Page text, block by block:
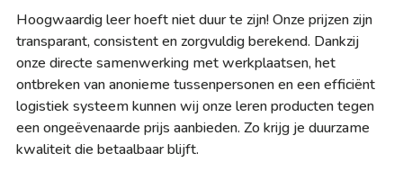
Hoogwaardig leer hoeft niet duur te zijn! Onze prijzen zijn
transparant, consistent en zorgvuldig berekend. Dankzij
onze directe samenwerking met werkplaatsen, het
ontbreken van anonieme tussenpersonen en een efficiënt
logistiek systeem kunnen wij onze leren producten tegen
een ongeëvenaarde prijs aanbieden. Zo krijg je duurzame
kwaliteit die betaalbaar blijft.